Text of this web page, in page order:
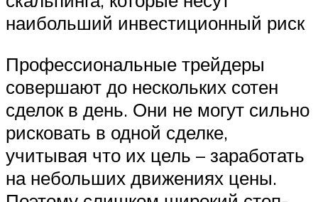
наибольший инвестиционный риск
Профессиональные трейдеры
совершают до нескольких сотен
сделок в день. Они не могут сильно
рисковать в одной сделке,
учитывая что их цель – заработать
на небольших движениях цены.